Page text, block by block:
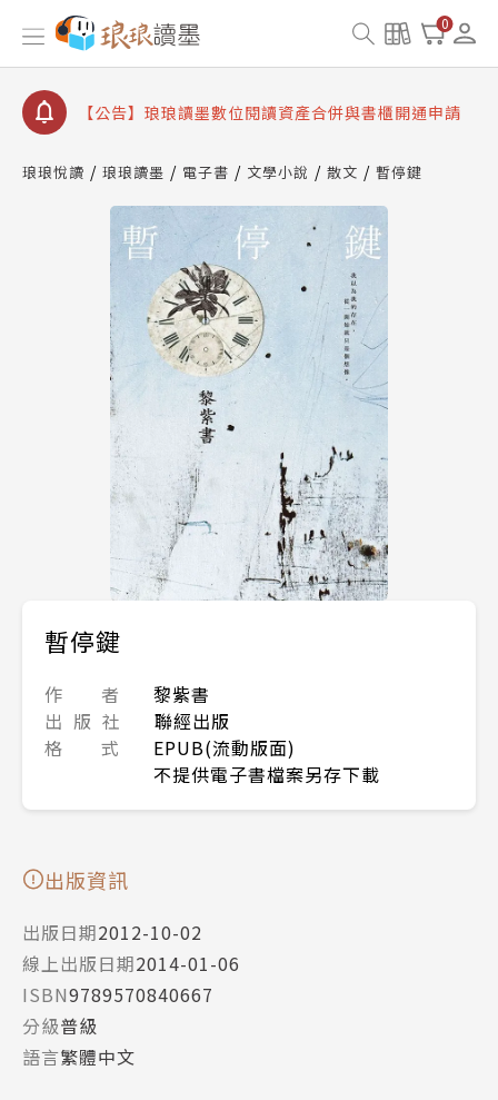
0
【公告】因 Readmoo 讀墨系統維護中，本站同步暫
停部分閱讀服務
【公告】琅琅讀墨數位閱讀資產合併與書櫃開通申請
【公告】琅琅讀墨書櫃開通常見問題
請圖文教學
查詢
【公告】因 Readmoo 讀墨系統維護中，本站同步暫
停部分閱讀服務
琅琅悅讀 琅琅讀墨 電子書 文學小說 散文 暫停鍵
暫停鍵
作 者
黎紫書
出 版 社
聯經出版
格 式
EPUB(流動版面)
不提供電子書檔案另存下載
出版資訊
出版日期2012-10-02
線上出版日期2014-01-06
ISBN9789570840667
分級普級
語言繁體中文